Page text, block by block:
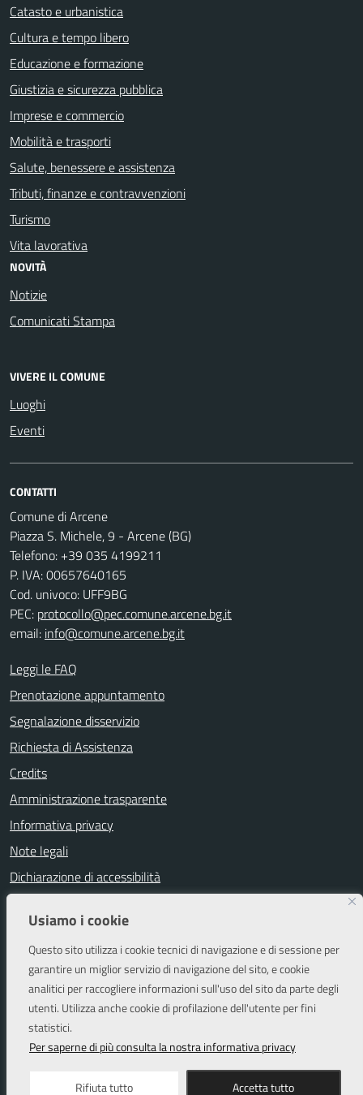
Usiamo i cookie
Questo sito utilizza i cookie tecnici di navigazione e di sessione per
garantire un miglior servizio di navigazione del sito, e cookie
analitici per raccogliere informazioni sull'uso del sito da parte degli
utenti. Utilizza anche cookie di profilazione dell'utente per fini
statistici.
Per saperne di più consulta la nostra informativa privacy
Rifiuta tutto Accetta tutto
Catasto e urbanistica
Cultura e tempo libero
Educazione e formazione
Giustizia e sicurezza pubblica
Imprese e commercio
Mobilità e trasporti
Salute, benessere e assistenza
Tributi, finanze e contravvenzioni
Turismo
Vita lavorativa
NOVITÀ
Notizie
Comunicati Stampa
VIVERE IL COMUNE
Luoghi
Eventi
CONTATTI
Comune di Arcene
Piazza S. Michele, 9 - Arcene (BG)
Telefono: +39 035 4199211
P. IVA: 00657640165
Cod. univoco: UFF9BG
PEC: protocollo@pec.comune.arcene.bg.it
email: info@comune.arcene.bg.it
Leggi le FAQ
Prenotazione appuntamento
Segnalazione disservizio
Richiesta di Assistenza
Credits
Amministrazione trasparente
Informativa privacy
Note legali
Dichiarazione di accessibilità
Attuazione misure PNRR
Piano di miglioramento del sito
SEGUICI SU
Facebook Instagram